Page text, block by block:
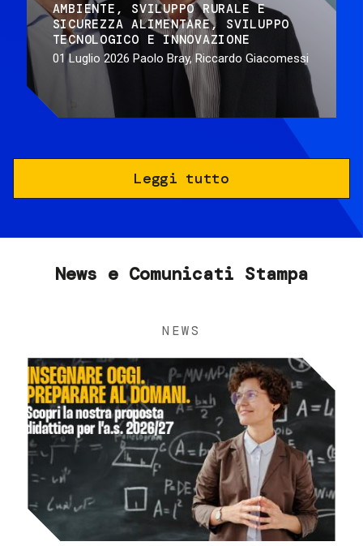
AMBIENTE
SVILUPPO RURALE E
SICUREZZA ALIMENTARE
SVILUPPO
TECNOLOGICO E INNOVAZIONE
01 Luglio 2026 Paolo Bray, Riccardo Giacomessi
Leggi tutto
News e Comunicati Stampa
NEWS